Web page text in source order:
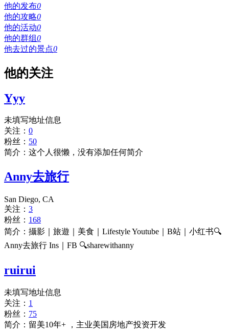
他的发布0
他的攻略0
他的活动0
他的群组0
他去过的景点0
他的关注
Yyy
未填写地址信息
关注： 0
粉丝： 50
简介：这个人很懒，没有添加任何简介
Anny去旅行
San Diego, CA
关注： 3
粉丝： 168
简介：攝影｜旅遊｜美食｜Lifestyle Youtube｜B站｜小红书🔍
Anny去旅行 Ins｜FB 🔍sharewithanny
ruirui
未填写地址信息
关注： 1
粉丝： 75
简介：留美10年+ ，主业美国房地产投资开发